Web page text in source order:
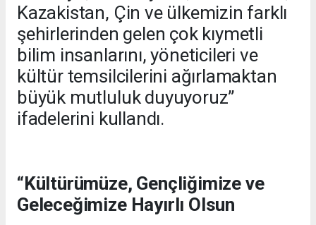
Kazakistan, Çin ve ülkemizin farklı
şehirlerinden gelen çok kıymetli
bilim insanlarını, yöneticileri ve
kültür temsilcilerini ağırlamaktan
büyük mutluluk duyuyoruz”
ifadelerini kullandı.
“Kültürümüze, Gençliğimize ve
Geleceğimize Hayırlı Olsun